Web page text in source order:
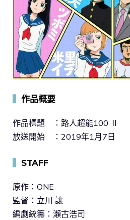
作品概要
作品標題 ：路人超能100 Ⅱ
放送開始 ：2019年1月7日
STAFF
原作：ONE
監督：立川 譲
編劇統籌：瀬古浩司